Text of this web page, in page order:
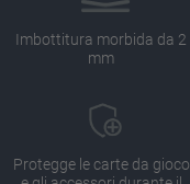
Imbottitura morbida da 2
mm
Protegge le carte da gioco